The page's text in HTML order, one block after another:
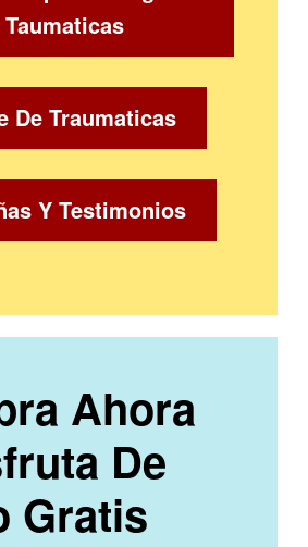
Taumaticas
De Traumaticas
Y Testimonios
Ahora
De
Gratis